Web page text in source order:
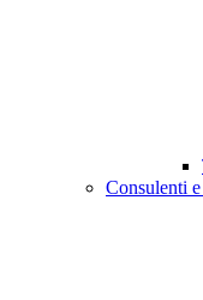
Consulenti